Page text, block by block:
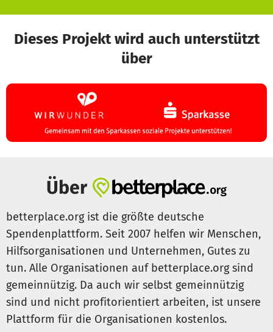
Dieses Projekt wird auch unterstützt
über
Über
betterplace.org ist die größte deutsche
Spendenplattform. Seit 2007 helfen wir Menschen,
Hilfsorganisationen und Unternehmen, Gutes zu
tun. Alle Organisationen auf betterplace.org sind
gemeinnützig. Da auch wir selbst gemeinnützig
sind und nicht profitorientiert arbeiten, ist unsere
Plattform für die Organisationen kostenlos.